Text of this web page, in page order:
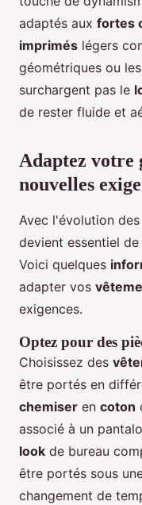
adaptés aux fortes
imprimés légers
géométriques ou
surchargent pas le
de rester fluide et
Adaptez votre
nouvelles
Avec l'évolution des
devient essentiel
Voici quelques
adapter vos
exigences.
Optez pour des
Choisissez des
être portés en
chemiser en coton
associé à un
look de bureau
être portés sous
changement de